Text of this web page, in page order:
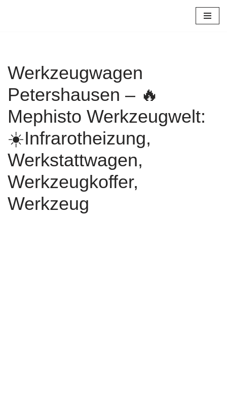
Werkzeugwagen
Petershausen – 🔥
Mephisto Werkzeugwelt:
☀️Infrarotheizung,
Werkstattwagen,
Werkzeugkoffer,
Werkzeug